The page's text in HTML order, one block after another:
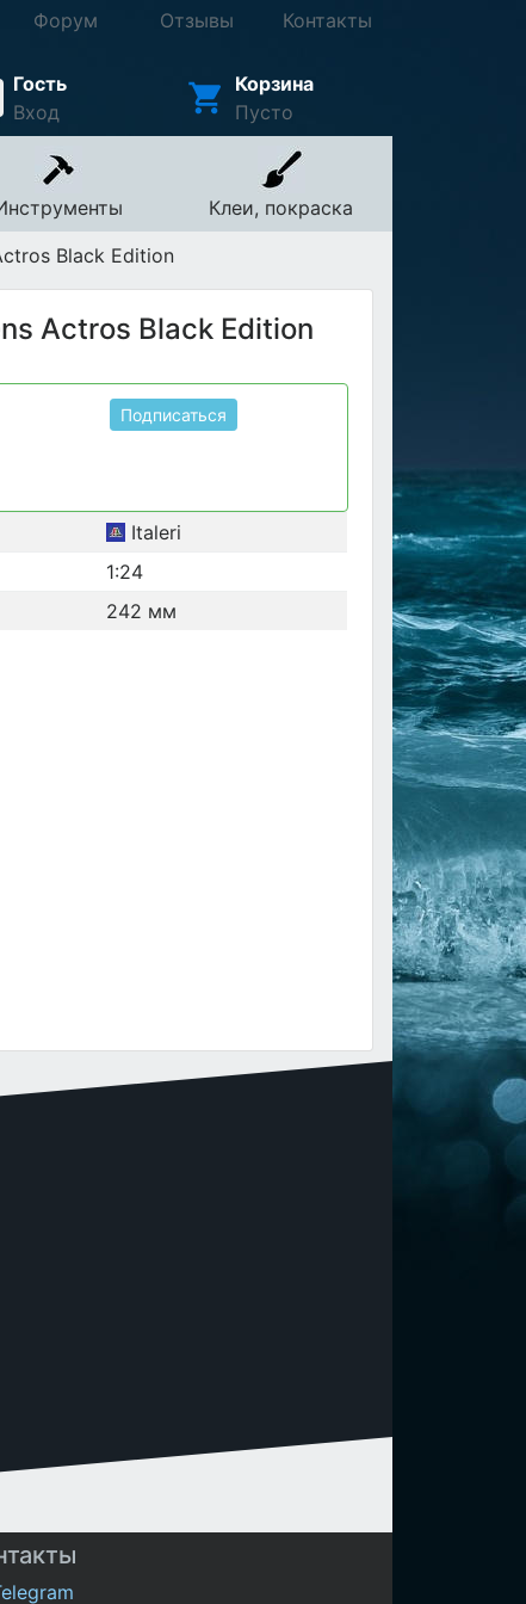
Форум Отзывы Контакты
Гость
Вход
Корзина
Пусто
Клеи, покраска
Black Edition
Actros Black Edition
Подписаться
Italeri
1:24
242 мм